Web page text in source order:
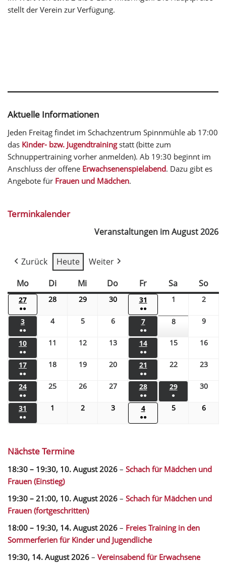
stellt der Verein zur Verfügung.
Aktuelle Informationen
Jeden Freitag findet im Schachzentrum Spinnmühle ab 17:00
das Kinder- bzw. Jugendtrainingstatt (bitte zum
Schnuppertraining vorher anmelden). Ab 19:30 beginnt im
Anschluss der offene Erwachsenenspielabend. Dazu gibt es
Angebote für Frauen und Mädchen.
Terminkalender
Veranstaltungen im August 2026
Zurück Heute
Weiter
Mo
Di Mi Do Fr Sa So
27
●●
28 29 30 31
●●
1 2
3
●●
4 5 6 7
●●
8 9
10
●●
11 12 13 14
●●
15 16
17
●●
18 19 20 21
●●
22 23
24
●●
25 26 27 28
●●
29
●
30
31
●●
1 2 3 4
●●
5 6
Nächste Termine
18:30 – 19:30, 10. August 2026 – Schach für Mädchen und
Frauen (Einstieg)
19:30 – 21:00, 10. August 2026 – Schach für Mädchen und
Frauen (fortgeschritten)
18:00 – 19:30, 14. August 2026 – Freies Training in den
Sommerferien für Kinder und Jugendliche
19:30, 14. August 2026 – Vereinsabend für Erwachsene